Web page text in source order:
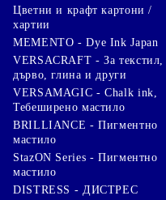
Цветни и крафт картони /
хартии
MEMENTO - Dye Ink Japan
VERSACRAFT - За текстил,
дърво, глина и други
VERSAMAGIC - Chalk ink,
Тебеширено мастило
BRILLIANCE - Пигментно
мастило
StazON Series - Пигментно
мастило
DISTRESS - ДИСТРЕС